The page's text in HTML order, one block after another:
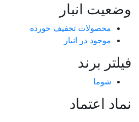
وضعیت انبار
محصولات تخفیف خورده
موجود در انبار
فیلتر برند
شوما
نماد اعتماد